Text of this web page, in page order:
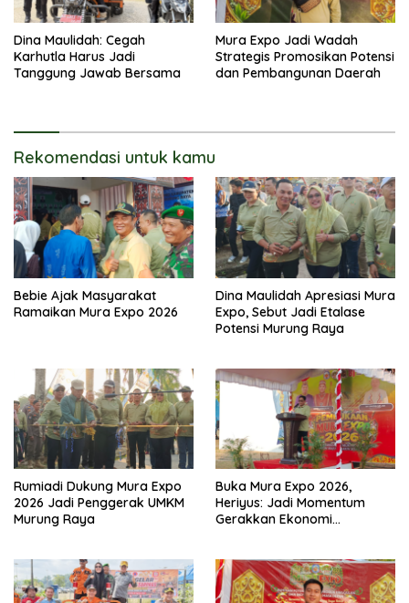
Dina Maulidah: Cegah
Karhutla Harus Jadi
Tanggung Jawab Bersama
Mura Expo Jadi Wadah
Strategis Promosikan Potensi
dan Pembangunan Daerah
Rekomendasi untuk kamu
Bebie Ajak Masyarakat
Ramaikan Mura Expo 2026
Dina Maulidah Apresiasi Mura
Expo, Sebut Jadi Etalase
Potensi Murung Raya
Rumiadi Dukung Mura Expo
2026 Jadi Penggerak UMKM
Murung Raya
Buka Mura Expo 2026,
Heriyus: Jadi Momentum
Gerakkan Ekonomi